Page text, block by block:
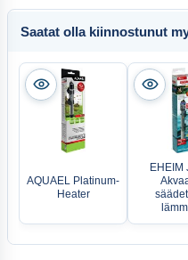
Saatat olla kiinnostunut
AQUAEL Platinum-
Heater
EHEIM